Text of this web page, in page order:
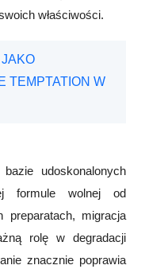
właściwości.
TEMPTATION W
udoskonalonych
formule wolnej od
preparatach, migracja
rolę w
degradacji
znacznie poprawia